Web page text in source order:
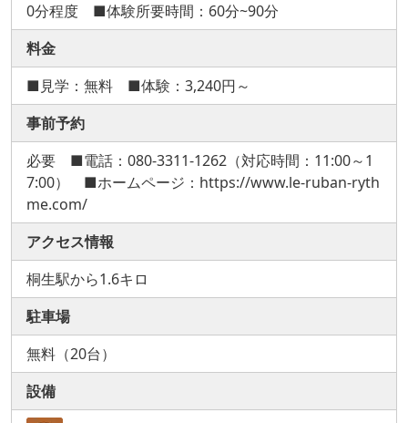
0分程度 ■体験所要時間：60分~90分
料金
■見学：無料 ■体験：3,240円～
事前予約
必要 ■電話：080-3311-1262（対応時間：11:00～1
7:00） ■ホームページ：https://www.le-ruban-ryth
me.com/
アクセス情報
桐生駅から1.6キロ
駐車場
無料（20台）
設備